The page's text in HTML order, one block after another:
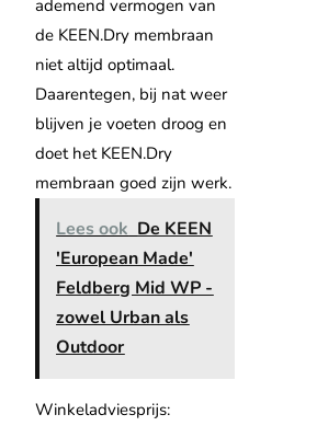
ademend vermogen van
de KEEN.Dry membraan
niet altijd optimaal.
Daarentegen, bij nat weer
blijven je voeten droog en
doet het KEEN.Dry
membraan goed zijn werk.
Lees ook De KEEN
'European Made'
Feldberg Mid WP -
zowel Urban als
Outdoor
Winkeladviesprijs: